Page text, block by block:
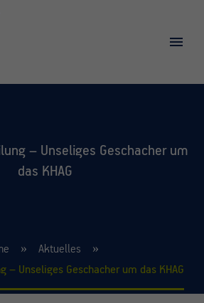
– Unseliges Geschacher um
das KHAG
Aktuelles
– Unseliges Geschacher um das KHAG